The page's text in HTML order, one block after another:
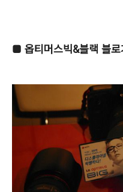
■ 옵티머스빅&블랙 블